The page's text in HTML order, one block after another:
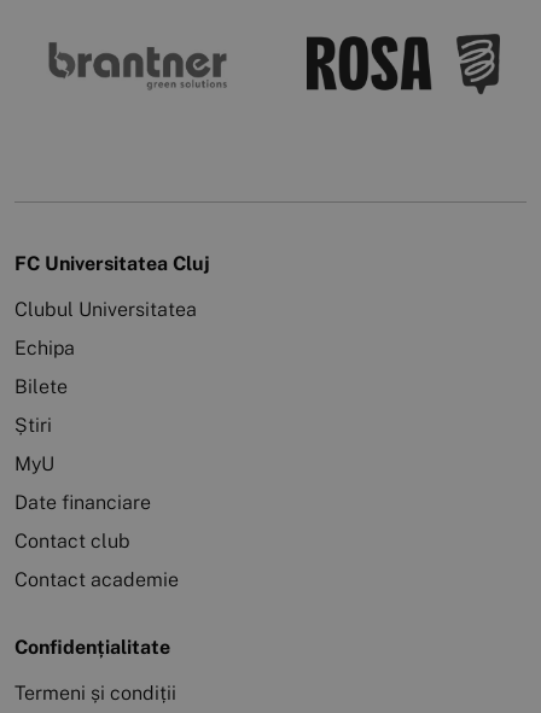
FC Universitatea Cluj
Clubul Universitatea
Echipa
Bilete
Știri
MyU
Date financiare
Contact club
Contact academie
Confidențialitate
Termeni și condiții